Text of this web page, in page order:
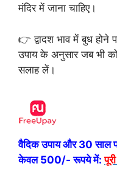
मंदिर में जाना चाहिए।
👉 द्वादश भाव में बुध
उपाय के अनुसार जब भी
सलाह लें।
वैदिक उपाय और 30 साल
केवल 500/- रूपये में: